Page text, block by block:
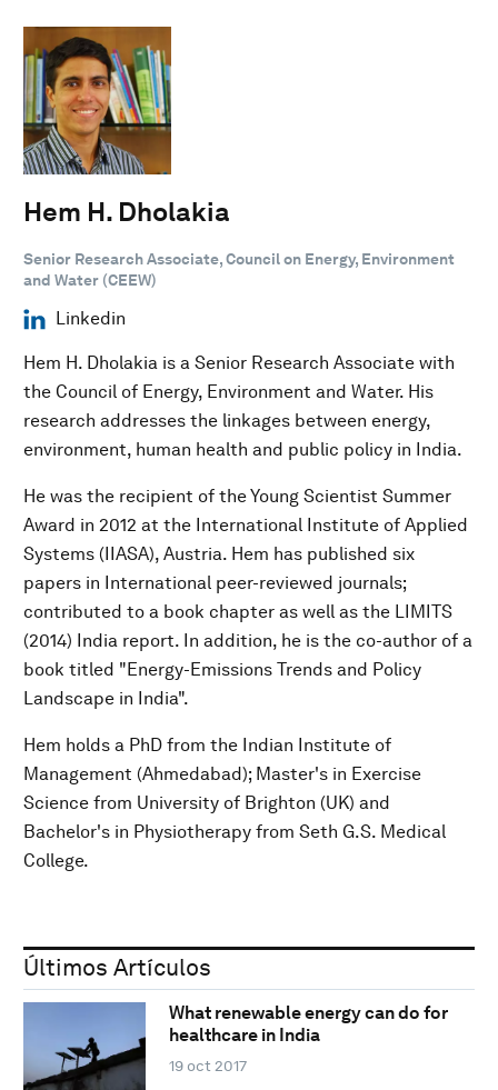
Hem H. Dholakia
Senior Research Associate, Council on Energy, Environment
and Water (CEEW)
Linkedin
Hem H. Dholakia is a Senior Research Associate with
the Council of Energy, Environment and Water. His
research addresses the linkages between energy,
environment, human health and public policy in India.
He was the recipient of the Young Scientist Summer
Award in 2012 at the International Institute of Applied
Systems (IIASA), Austria. Hem has published six
papers in International peer-reviewed journals;
contributed to a book chapter as well as the LIMITS
(2014) India report. In addition, he is the co-author of a
book titled "Energy-Emissions Trends and Policy
Landscape in India".
Hem holds a PhD from the Indian Institute of
Management (Ahmedabad); Master's in Exercise
Science from University of Brighton (UK) and
Bachelor's in Physiotherapy from Seth G.S. Medical
College.
Últimos Artículos
What renewable energy can do for
healthcare in India
19 oct 2017